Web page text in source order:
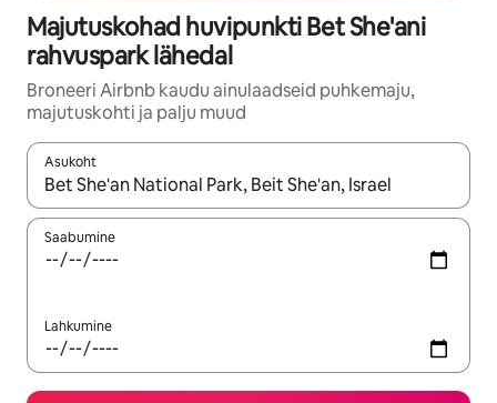
Majutuskohad huvipunkti Bet She'ani
rahvuspark lähedal
Broneeri Airbnb kaudu ainulaadseid puhkemaju,
majutuskohti ja palju muud
Asukoht
Kui tulemused on kuvatud, liigu ekraanil nooleklahvidega või
Saabumine
Lahkumine